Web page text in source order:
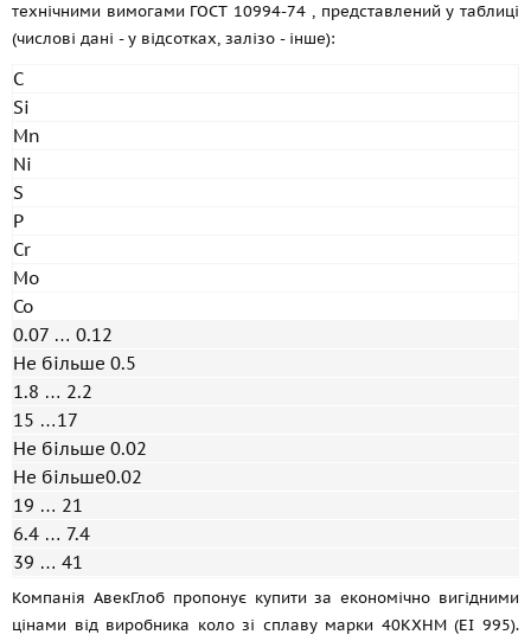
технічними вимогами ГОСТ 10994-74 , представлений у таблиці
(числові дані - у відсотках, залізо - інше):
C
Si
Mn
Ni
S
P
Cr
Mo
Co
0.07 … 0.12
Не більше 0.5
1.8 … 2.2
15 …17
Не більше 0.02
Не більше0.02
19 … 21
6.4 … 7.4
39 … 41
Компанія АвекГлоб пропонує купити за економічно вигідними
цінами від виробника коло зі сплаву марки 40КХНМ (ЕІ 995).